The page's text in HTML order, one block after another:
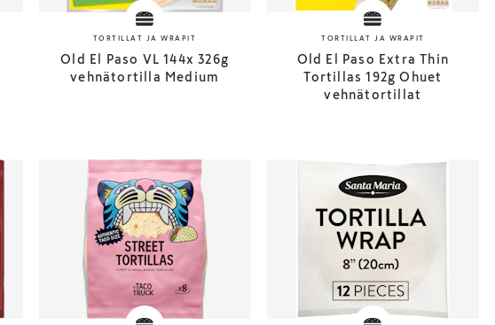
TORTILLAT JA WRAPIT
Old El Paso VL 144x 326g
vehnätortilla Medium
TORTILLAT JA WRAPIT
Old El Paso Extra Thin
Tortillas 192g Ohuet
vehnätortillat